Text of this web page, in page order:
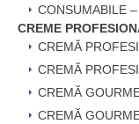
CONSUMABILE
CREME
CREMĂ
CREMĂ
CREMĂ
CREMĂ